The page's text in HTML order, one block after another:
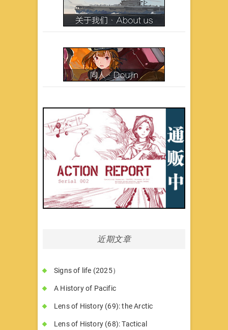
近期文章
Signs of life (2025）
A History of Pacific
Lens of History (69): the Arctic
Lens of History (68): Tactical